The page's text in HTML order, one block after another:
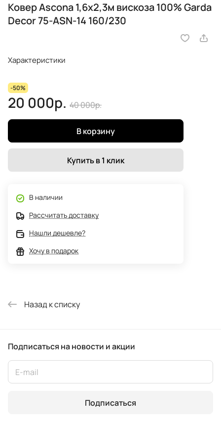
Ковер Ascona 1,6х2,3м вискоза 100% Garda
Decor 75-ASN-14 160/230
Характеристики
-50%
20 000р. 40 000р.
В корзину
Купить в 1 клик
В наличии
Рассчитать доставку
Нашли дешевле?
Хочу в подарок
Назад к списку
Подписаться на новости и акции
Подписаться